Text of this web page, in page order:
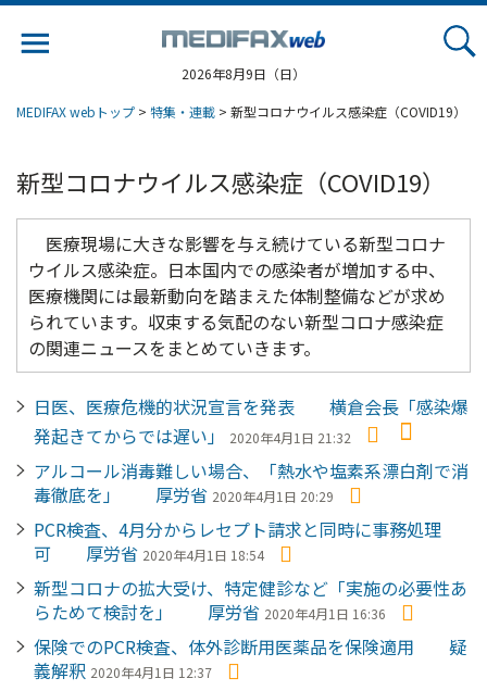
2026年8月9日（日）
MEDIFAX webトップ > 特集・連載 > 新型コロナウイルス感染症（COVID19）
新型コロナウイルス感染症（COVID19）
医療現場に大きな影響を与え続けている新型コロナ
ウイルス感染症。日本国内での感染者が増加する中、
医療機関には最新動向を踏まえた体制整備などが求め
られています。収束する気配のない新型コロナ感染症
の関連ニュースをまとめていきます。
日医、医療危機的状況宣言を発表 横倉会長「感染爆
発起きてからでは遅い」
2020年4月1日 21:32
アルコール消毒難しい場合、「熱水や塩素系漂白剤で消
毒徹底を」 厚労省 2020年4月1日 20:29
PCR検査、4月分からレセプト請求と同時に事務処理
可 厚労省 2020年4月1日 18:54
新型コロナの拡大受け、特定健診など「実施の必要性あ
らためて検討を」 厚労省 2020年4月1日 16:36
保険でのPCR検査、体外診断用医薬品を保険適用 疑
義解釈 2020年4月1日 12:37